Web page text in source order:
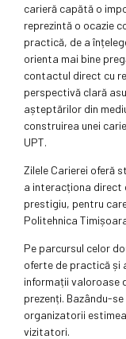
carieră capătă o
reprezintă o ocazie
practică, de a
orienta mai bine
contactul direct cu
perspectivă clară
așteptărilor din
construirea unei
UPT.
Zilele Carierei oferă
a interacționa direct
prestigiu, pentru
Politehnica
Pe parcursul celor
oferte de practică și
informații valoroase
prezenți. Bazându-
organizatorii
vizitatori.